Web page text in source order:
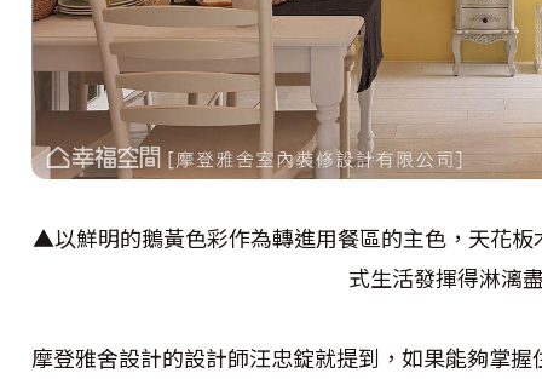
▲以鮮明的鵝黃色彩作為轉進用餐區的主色，天花
式生活發揮得淋漓
摩登雅舍設計的設計師汪忠錠就提到，如果能夠掌